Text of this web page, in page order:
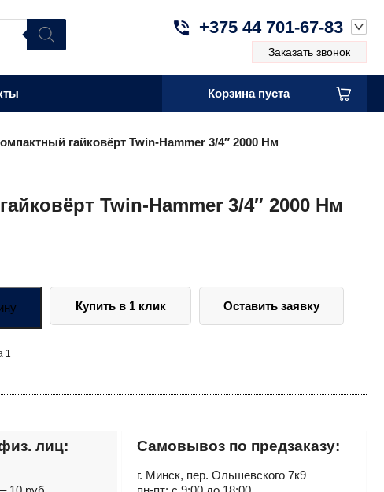
+375 44 701-67-83
Заказать звонок
Корзина пуста
гайковёрт Twin-Hammer 3/4″ 2000 Нм
Twin-Hammer 3/4″ 2000 Нм
Оставить заявку
Купить в 1 клик
1
лиц: Самовывоз по предзаказу:
г. Минск, пер. Ольшевского 7к9